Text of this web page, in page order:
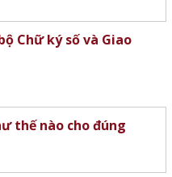
Chữ ký số và Giao
thế nào cho đúng